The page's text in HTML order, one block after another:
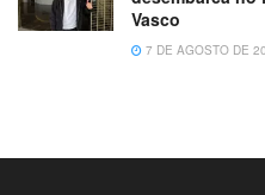
Vasco
7 DE AGOSTO DE